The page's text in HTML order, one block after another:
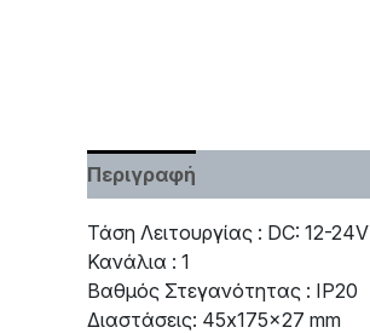
Περιγραφή
Τάση Λειτουργίας : DC: 12-24V
Κανάλια : 1
Βαθμός Στεγανότητας : IP20
Διαστάσεις: 45x175x27 mm